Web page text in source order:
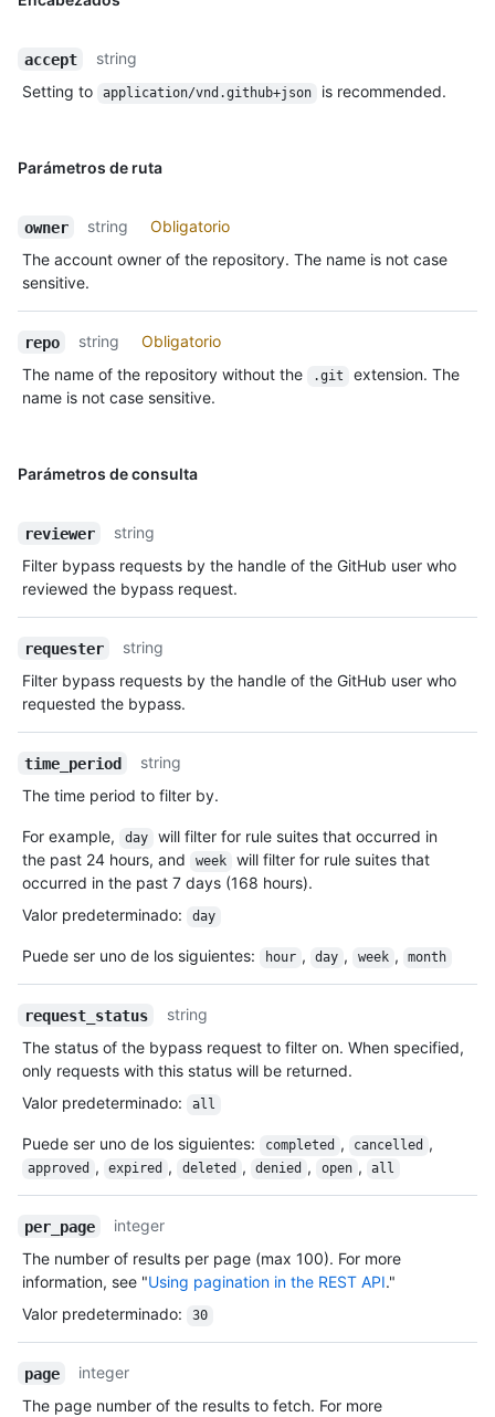
accept
string
Setting to
application/vnd.github+json is recommended.
Parámetros de ruta
owner string
Obligatorio
The account owner of the repository. The name is not case
sensitive.
repo string
Obligatorio
The name of the repository without the
.git
extension. The
name is not case sensitive.
Parámetros de consulta
reviewer
string
Filter bypass requests by the handle of the GitHub user who
reviewed the bypass request.
requester
string
Filter bypass requests by the handle of the GitHub user who
requested the bypass.
time_period
string
The time period to filter by.
For example, day
will filter for rule suites that occurred in
the past 24 hours, and
week
will filter for rule suites that
occurred in the past 7 days (168 hours).
Valor predeterminado: day
Puede ser uno de los siguientes: hour , day , week , month
request_status
string
The status of the bypass request to filter on. When specified,
only requests with this status will be returned.
Valor predeterminado: all
Puede ser uno de los siguientes: completed , cancelled ,
approved , expired , deleted , denied , open , all
per_page
integer
The number of results per page (max 100). For more
information, see "Using pagination in the REST API."
Valor predeterminado: 30
page
integer
The page number of the results to fetch. For more